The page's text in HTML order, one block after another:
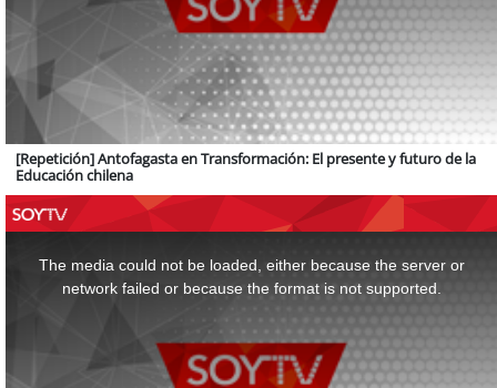
[Repetición] Antofagasta en Transformación: El presente y futuro de la
Educación chilena
The media could not be loaded, either because the server or
network failed or because the format is not supported.